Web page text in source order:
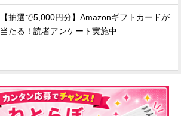
【抽選で5,000円分】Amazonギフトカードが
当たる！読者アンケート実施中